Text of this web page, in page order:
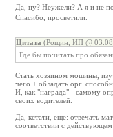
Да, ну? Неужели? А я и не
Спасибо, просветили.
Цитата (Рощин, ИП @
Где бы почитать про
Стать хозяином мошины,
чего + обладать орг.
И, как "награда" - самому
своих водителей.
Да, кстати, еще: отвечать
соответствии с